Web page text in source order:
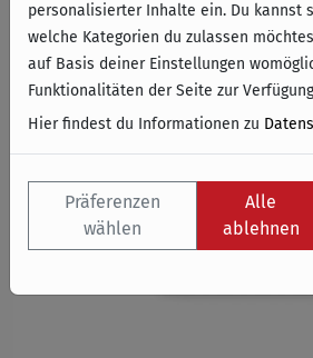
personalisierter Inhalte ein. Du kannst
welche Kategorien du zulassen
auf Basis deiner Einstellungen
Funktionalitäten der Seite zur
Hier findest du Informationen zu
Präferenzen
wählen
Alle
ablehnen